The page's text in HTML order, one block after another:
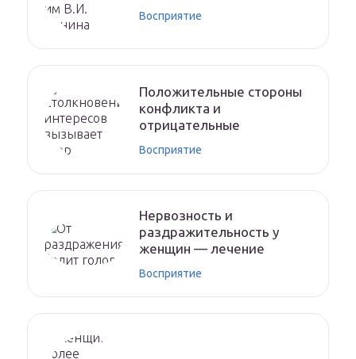
Восприятие
Положительные стороны
конфликта и
отрицательные
Восприятие
Нервозность и
раздражительность у
женщин — лечение
Восприятие